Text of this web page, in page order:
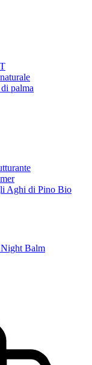
palma
Aghi di Pino Bio
Night Balm